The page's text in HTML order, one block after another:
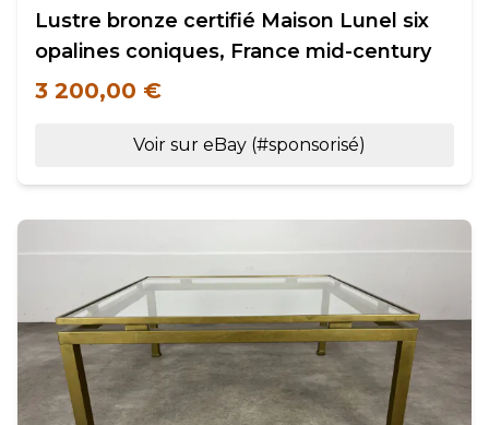
Lustre bronze certifié Maison Lunel six
opalines coniques, France mid-century
3 200,00 €
Voir sur eBay (#sponsorisé)